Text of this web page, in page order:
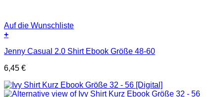
Auf die Wunschliste
+
Jenny Casual 2.0 Shirt Ebook Größe 48-60
6,45 €